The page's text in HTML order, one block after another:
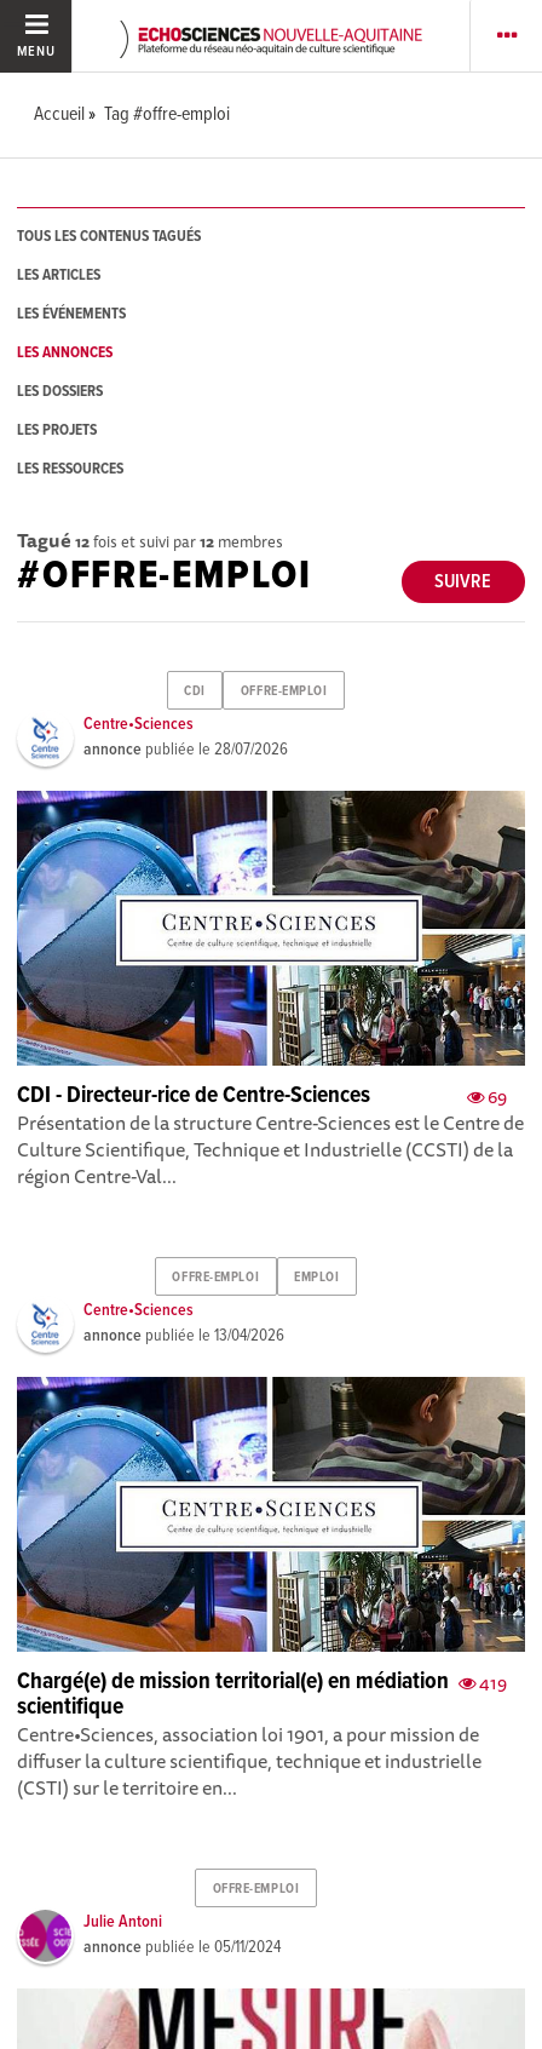
MENU
Accueil Tag #offre-emploi
TOUS LES CONTENUS TAGUÉS
LES ARTICLES
LES ÉVÉNEMENTS
LES ANNONCES
LES DOSSIERS
LES PROJETS
LES RESSOURCES
Tagué 12fois et suivi par12 membres
SUIVRE
#OFFRE-EMPLOI
CDI OFFRE-EMPLOI
Centre•Sciences
annonce publiée le28/07/2026
69
CDI - Directeur-rice de Centre-Sciences
Présentation de la structure Centre-Sciences est le Centre de
Culture Scientifique, Technique et Industrielle (CCSTI) de la
région Centre-Val...
OFFRE-EMPLOI EMPLOI
Centre•Sciences
annonce publiée le13/04/2026
419
Chargé(e) de mission territorial(e) en médiation
scientifique
Centre•Sciences, association loi 1901, a pour mission de
diffuser la culture scientifique, technique et industrielle
(CSTI) sur le territoire en...
OFFRE-EMPLOI
Julie Antoni
annonce publiée le05/11/2024